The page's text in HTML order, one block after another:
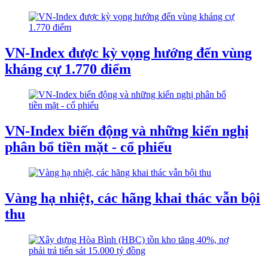
VN-Index được kỳ vọng hướng đến vùng
kháng cự 1.770 điểm
VN-Index biến động và những kiến nghị
phân bổ tiền mặt - cổ phiếu
Vàng hạ nhiệt, các hãng khai thác vẫn bội
thu